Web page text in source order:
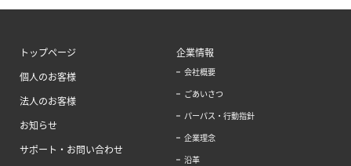
トップページ
個人のお客様
法人のお客様
お知らせ
サポート・お問い合わせ
企業情報
会社概要
ごあいさつ
パーパス・行動指針
企業理念
沿革